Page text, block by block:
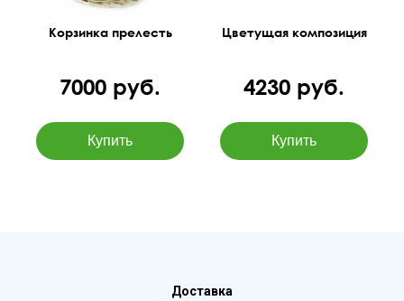
Корзинка прелесть
7000 руб.
Цветущая композиция
4230 руб.
Доставка